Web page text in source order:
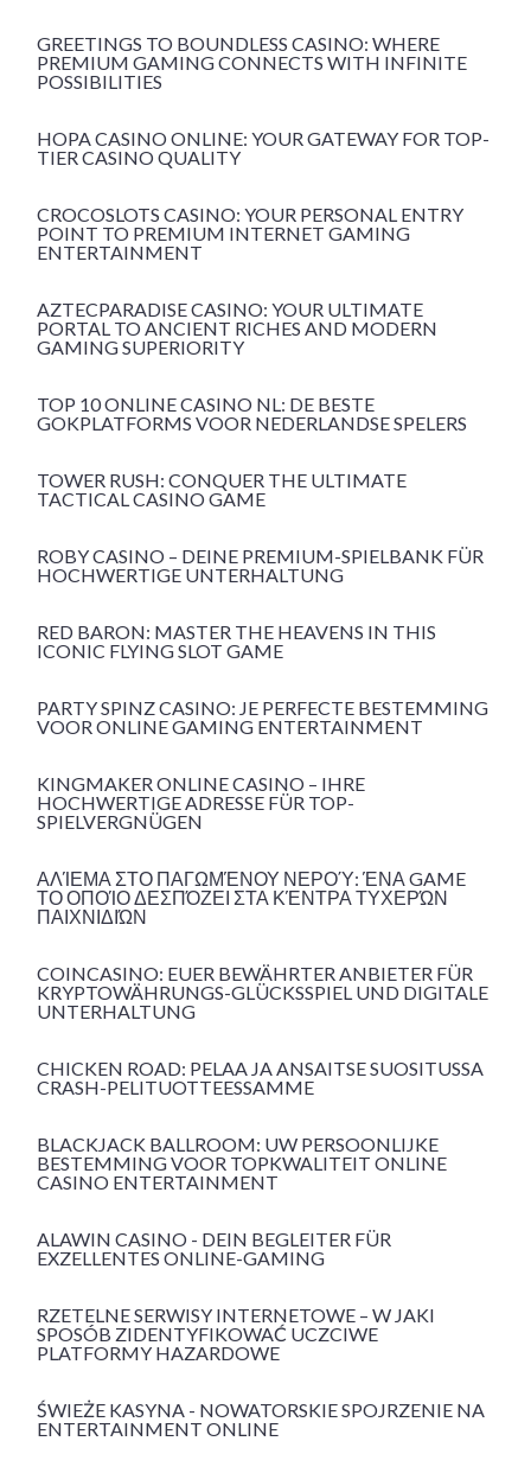
GREETINGS TO BOUNDLESS CASINO: WHERE
PREMIUM GAMING CONNECTS WITH INFINITE
POSSIBILITIES
HOPA CASINO ONLINE: YOUR GATEWAY FOR TOP-
TIER CASINO QUALITY
CROCOSLOTS CASINO: YOUR PERSONAL ENTRY
POINT TO PREMIUM INTERNET GAMING
ENTERTAINMENT
AZTECPARADISE CASINO: YOUR ULTIMATE
PORTAL TO ANCIENT RICHES AND MODERN
GAMING SUPERIORITY
TOP 10 ONLINE CASINO NL: DE BESTE
GOKPLATFORMS VOOR NEDERLANDSE SPELERS
TOWER RUSH: CONQUER THE ULTIMATE
TACTICAL CASINO GAME
ROBY CASINO – DEINE PREMIUM-SPIELBANK FÜR
HOCHWERTIGE UNTERHALTUNG
RED BARON: MASTER THE HEAVENS IN THIS
ICONIC FLYING SLOT GAME
PARTY SPINZ CASINO: JE PERFECTE BESTEMMING
VOOR ONLINE GAMING ENTERTAINMENT
KINGMAKER ONLINE CASINO – IHRE
HOCHWERTIGE ADRESSE FÜR TOP-
SPIELVERGNÜGEN
ΑΛΊΕΜΑ ΣΤΟ ΠΑΓΩΜΈΝΟΥ ΝΕΡΟΎ: ΈΝΑ GAME
ΤΟ ΟΠΟΊΟ ΔΕΣΠΌΖΕΙ ΣΤΑ ΚΈΝΤΡΑ ΤΥΧΕΡΏΝ
ΠΑΙΧΝΙΔΙΏΝ
COINCASINO: EUER BEWÄHRTER ANBIETER FÜR
KRYPTOWÄHRUNGS-GLÜCKSSPIEL UND DIGITALE
UNTERHALTUNG
CHICKEN ROAD: PELAA JA ANSAITSE SUOSITUSSA
CRASH-PELITUOTTEESSAMME
BLACKJACK BALLROOM: UW PERSOONLIJKE
BESTEMMING VOOR TOPKWALITEIT ONLINE
CASINO ENTERTAINMENT
ALAWIN CASINO - DEIN BEGLEITER FÜR
EXZELLENTES ONLINE-GAMING
RZETELNE SERWISY INTERNETOWE – W JAKI
SPOSÓB ZIDENTYFIKOWAĆ UCZCIWE
PLATFORMY HAZARDOWE
ŚWIEŻE KASYNA - NOWATORSKIE SPOJRZENIE NA
ENTERTAINMENT ONLINE